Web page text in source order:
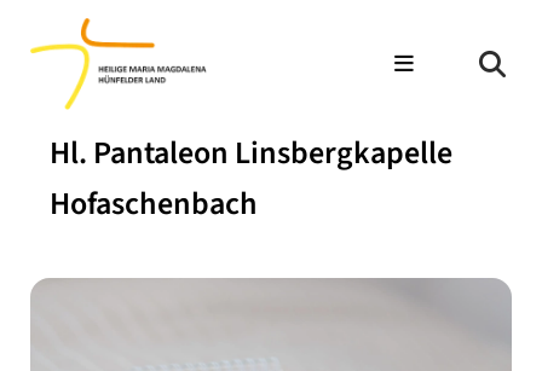
Hl. Pantaleon Linsbergkapelle
Hofaschenbach